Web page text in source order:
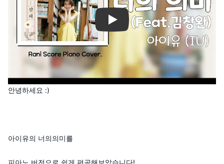
Play
안녕하세요 :)
아이유의 너의의미를
피아노 버전으로 쉽게 편곡해보았습니다!